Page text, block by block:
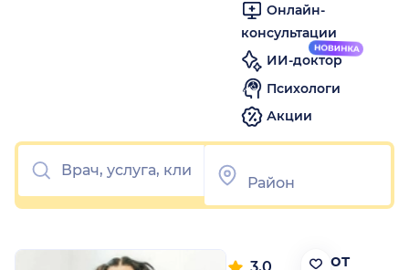
Онлайн-
консультации
ИИ-доктор
Психологи
Акции
от